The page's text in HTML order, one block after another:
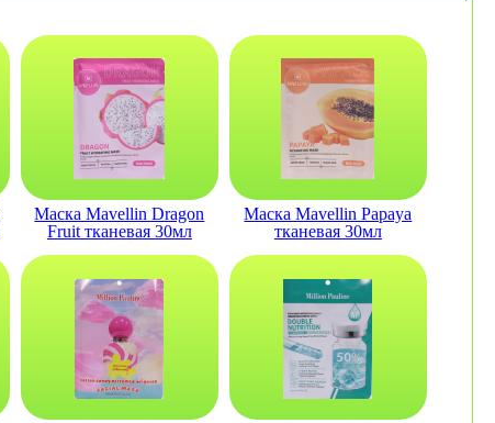
Маска Mavellin Dragon
Fruit тканевая 30мл
Маска Mavellin Papaya
тканевая 30мл